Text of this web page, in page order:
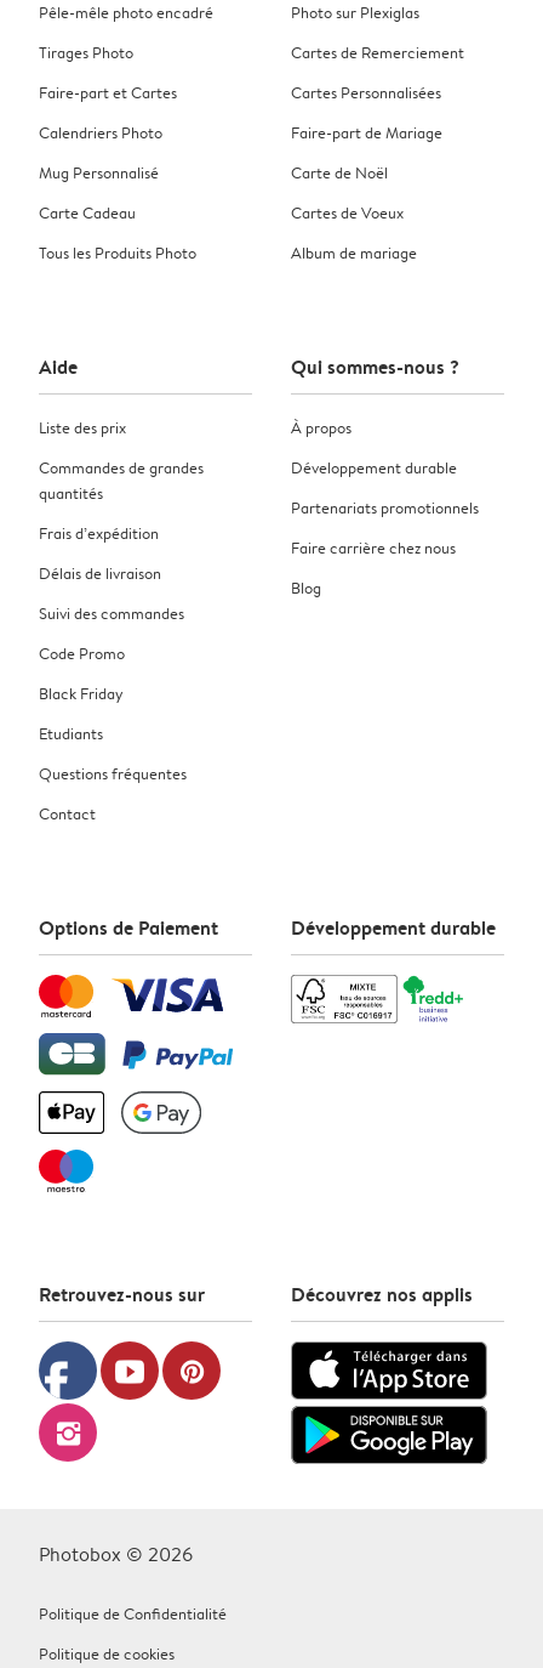
Pêle-mêle photo encadré
Tirages Photo
Faire-part et Cartes
Calendriers Photo
Mug Personnalisé
Carte Cadeau
Tous les Produits Photo
Photo sur Plexiglas
Cartes de Remerciement
Cartes Personnalisées
Faire-part de Mariage
Carte de Noël
Cartes de Voeux
Album de mariage
Aide
Liste des prix
Commandes de grandes
quantités
Frais d’expédition
Délais de livraison
Suivi des commandes
Code Promo
Black Friday
Etudiants
Questions fréquentes
Contact
Qui sommes-nous ?
À propos
Développement durable
Partenariats promotionnels
Faire carrière chez nous
Blog
Options de Paiement Développement durable
Retrouvez-nous sur
facebook youtube pinterest
instagram
Découvrez nos applis
Photobox © 2026
Politique de Confidentialité
Politique de cookies